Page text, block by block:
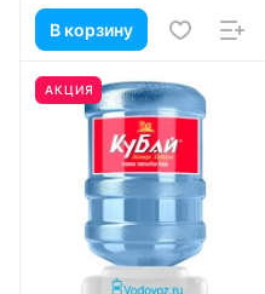
В корзину
АКЦИЯ